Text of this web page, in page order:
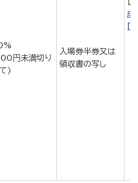
成
円未満切り
)
入場券半券又は
領収書の写し